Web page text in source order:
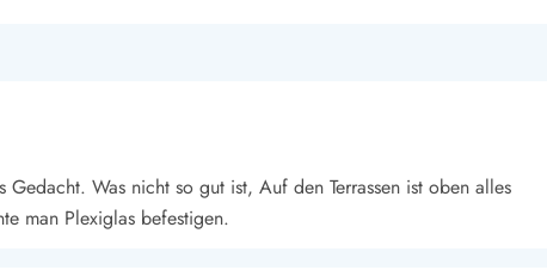
Was nicht so gut ist, Auf den Terrassen ist oben alles
man Plexiglas befestigen.